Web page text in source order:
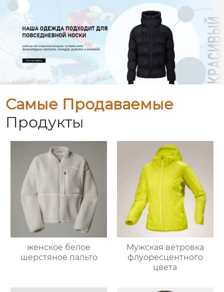
Самые Продаваемые
Продукты
женское белое
шерстяное пальто
Мужская ветровка
флуоресцентного
цвета